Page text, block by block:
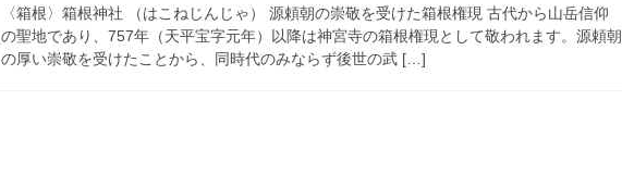
〈箱根〉箱根神社 （はこねじんじゃ） 源頼朝の崇敬を受けた箱根権現 古代から山岳信仰
の聖地であり、757年（天平宝字元年）以降は神宮寺の箱根権現として敬われます。源頼朝
の厚い崇敬を受けたことから、同時代のみならず後世の武 […]